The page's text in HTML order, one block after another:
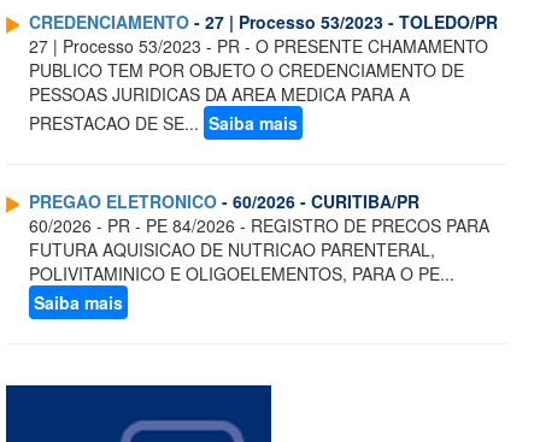
CREDENCIAMENTO - 27 | Processo 53/2023 - TOLEDO/PR
27 | Processo 53/2023 - PR - O PRESENTE CHAMAMENTO
PUBLICO TEM POR OBJETO O CREDENCIAMENTO DE
PESSOAS JURIDICAS DA AREA MEDICA PARA A
PRESTACAO DE SE... Saiba mais
PREGAO ELETRONICO - 60/2026 - CURITIBA/PR
60/2026 - PR - PE 84/2026 - REGISTRO DE PRECOS PARA
FUTURA AQUISICAO DE NUTRICAO PARENTERAL,
POLIVITAMINICO E OLIGOELEMENTOS, PARA O PE...
Saiba mais